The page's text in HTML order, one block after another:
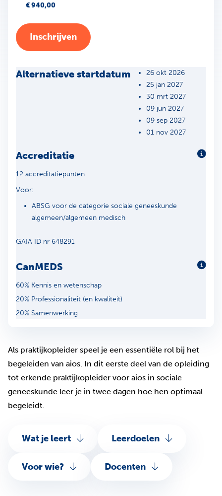
€ 940,00
Inschrijven
Alternatieve startdatum
26 okt 2026
25 jan 2027
30 mrt 2027
09 jun 2027
09 sep 2027
01 nov 2027
Accreditatie
12 accreditatiepunten
Voor:
ABSG voor de categorie sociale geneeskunde
algemeen/algemeen medisch
GAIA ID nr 648291
CanMEDS
60% Kennis en wetenschap
20% Professionaliteit (en kwaliteit)
20% Samenwerking
Als praktijkopleider speel je een essentiële rol bij het
begeleiden van aios. In dit eerste deel van de opleiding
tot erkende praktijkopleider voor aios in sociale
geneeskunde leer je in twee dagen hoe hen optimaal
begeleidt.
Wat je leert Leerdoelen
Voor wie? Docenten